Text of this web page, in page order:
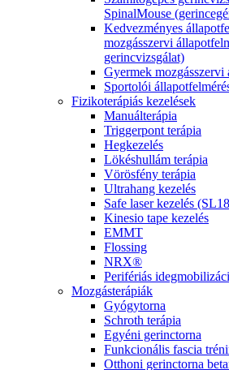
SpinalMouse
Kedvezményes
mozgásszervi
gerincvizsgálat)
Gyermek mozgásszervi
Sportolói
Fizikoterápiás kezelések
Manuálterápia
Triggerpont terápia
Hegkezelés
Lökéshullám terápia
Vörösfény terápia
Ultrahang kezelés
Safe laser kezelés
Kinesio tape kezelés
EMMT
Flossing
NRX®
Perifériás
Mozgásterápiák
Gyógytorna
Schroth terápia
Egyéni gerinctorna
Funkcionális fascia
Otthoni gerinctorna